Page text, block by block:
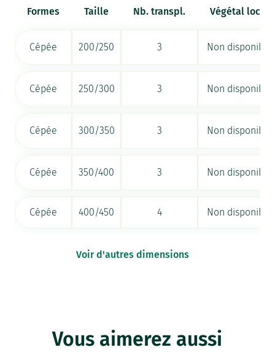
Formes Taille Nb. transpl. Végétal local
Cépée 200/250 3 Non disponible
Cépée 250/300 3 Non disponible
Cépée 300/350 3 Non disponible
Cépée 350/400 3 Non disponible
Cépée 400/450 4 Non disponible
Voir d'autres dimensions
Vous aimerez aussi